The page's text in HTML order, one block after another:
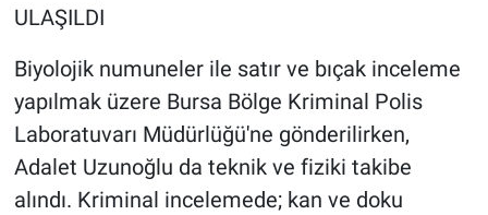
ULAŞILDI
Biyolojik numuneler ile satır ve bıçak inceleme
yapılmak üzere Bursa Bölge Kriminal Polis
Laboratuvarı Müdürlüğü'ne gönderilirken,
Adalet Uzunoğlu da teknik ve fiziki takibe
alındı. Kriminal incelemede; kan ve doku